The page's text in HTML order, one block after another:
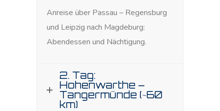
Anreise über Passau – Regensburg
und Leipzig nach Magdeburg:
Abendessen und Nächtigung.
2. Tag:
Hohenwarthe –
Tangermünde (~60
km)